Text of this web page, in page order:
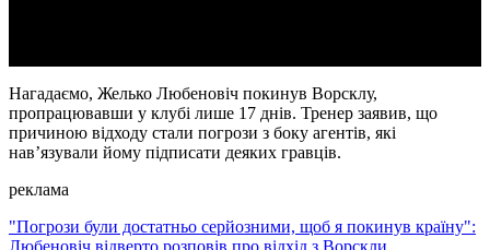
Нагадаємо, Желько Любеновіч покинув Ворсклу,
пропрацювавши у клубі лише 17 днів. Тренер заявив, що
причиною відходу стали погрози з боку агентів, які
нав’язували йому підписати деяких гравців.
реклама
"Погрози були достатньо серйозними, щоб я покинув країну":